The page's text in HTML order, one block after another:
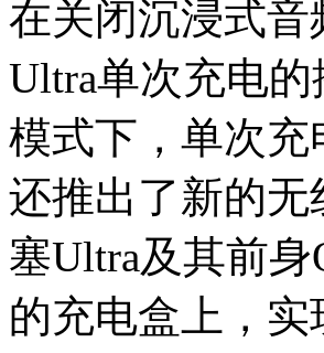
在关闭沉浸式音
Ultra单次充电
模式下，单次充
还推出了新的无
塞Ultra及其前
的充电盒上，